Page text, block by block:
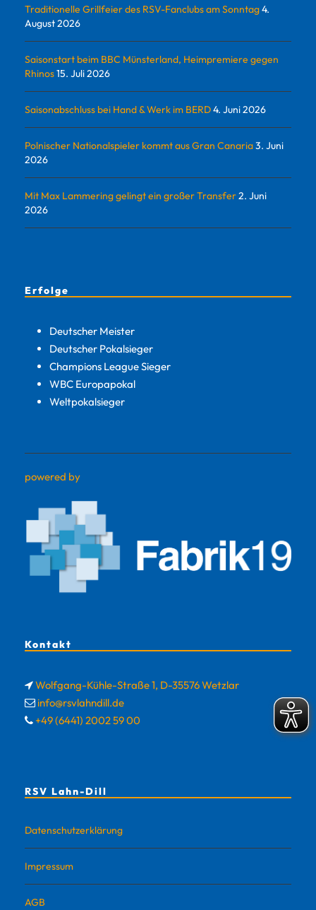
Traditionelle Grillfeier des RSV-Fanclubs am Sonntag4.
August 2026
Saisonstart beim BBC Münsterland, Heimpremiere gegen
Rhinos15. Juli 2026
Saisonabschluss bei Hand & Werk im BERD4. Juni 2026
Polnischer Nationalspieler kommt aus Gran Canaria3. Juni
2026
Mit Max Lammering gelingt ein großer Transfer2. Juni
2026
Erfolge
Deutscher Meister
Deutscher Pokalsieger
Champions League Sieger
WBC Europapokal
Weltpokalsieger
powered by
Kontakt
Wolfgang-Kühle-Straße 1, D-35576 Wetzlar
info@rsvlahndill.de
+49 (6441) 2002 59 00
RSV Lahn-Dill
Datenschutzerklärung
Impressum
AGB